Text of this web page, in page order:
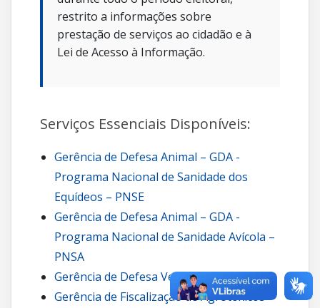
restrito a informações sobre
prestação de serviços ao cidadão e à
Lei de Acesso à Informação.
Serviços Essenciais Disponíveis:
Gerência de Defesa Animal – GDA -
Programa Nacional de Sanidade dos
Equídeos – PNSE
Gerência de Defesa Animal – GDA -
Programa Nacional de Sanidade Avícola –
PNSA
Gerência de Defesa Vegetal – GDV
Gerência de Fiscalização de Agrotóxicos –